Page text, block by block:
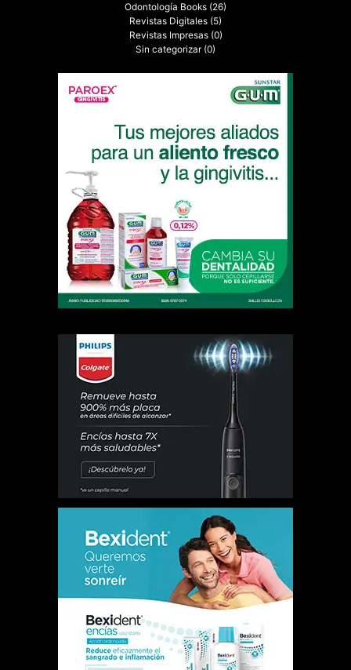
Odontología Books (26)
Revistas Digitales (5)
Revistas Impresas (0)
Sin categorizar (0)